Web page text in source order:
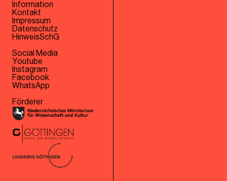
Information
Kontakt
Impressum
Datenschutz
HinweisSchG
Social Media
Youtube
Instagram
Facebook
WhatsApp
Förderer